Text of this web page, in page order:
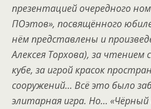
презентацией очередного
ПОэтов», посвящённого
нём представлены и
Алексея Торхова), за
кубе, за игрой красок
сооружений… Всё это было
элитарная игра. Но…